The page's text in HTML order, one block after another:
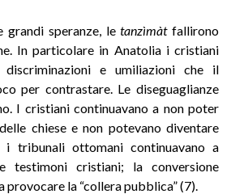
grandi speranze, letanzìmàtfallirono
In particolare in Anatolia i cristiani
e umiliazioni che il
per contrastare. Le diseguaglianze
I cristiani continuavano a non poter
chiese e non potevano diventare
i tribunali ottomani continuavano a
testimoni cristiani; la conversione
provocare la “collera pubblica” (7).